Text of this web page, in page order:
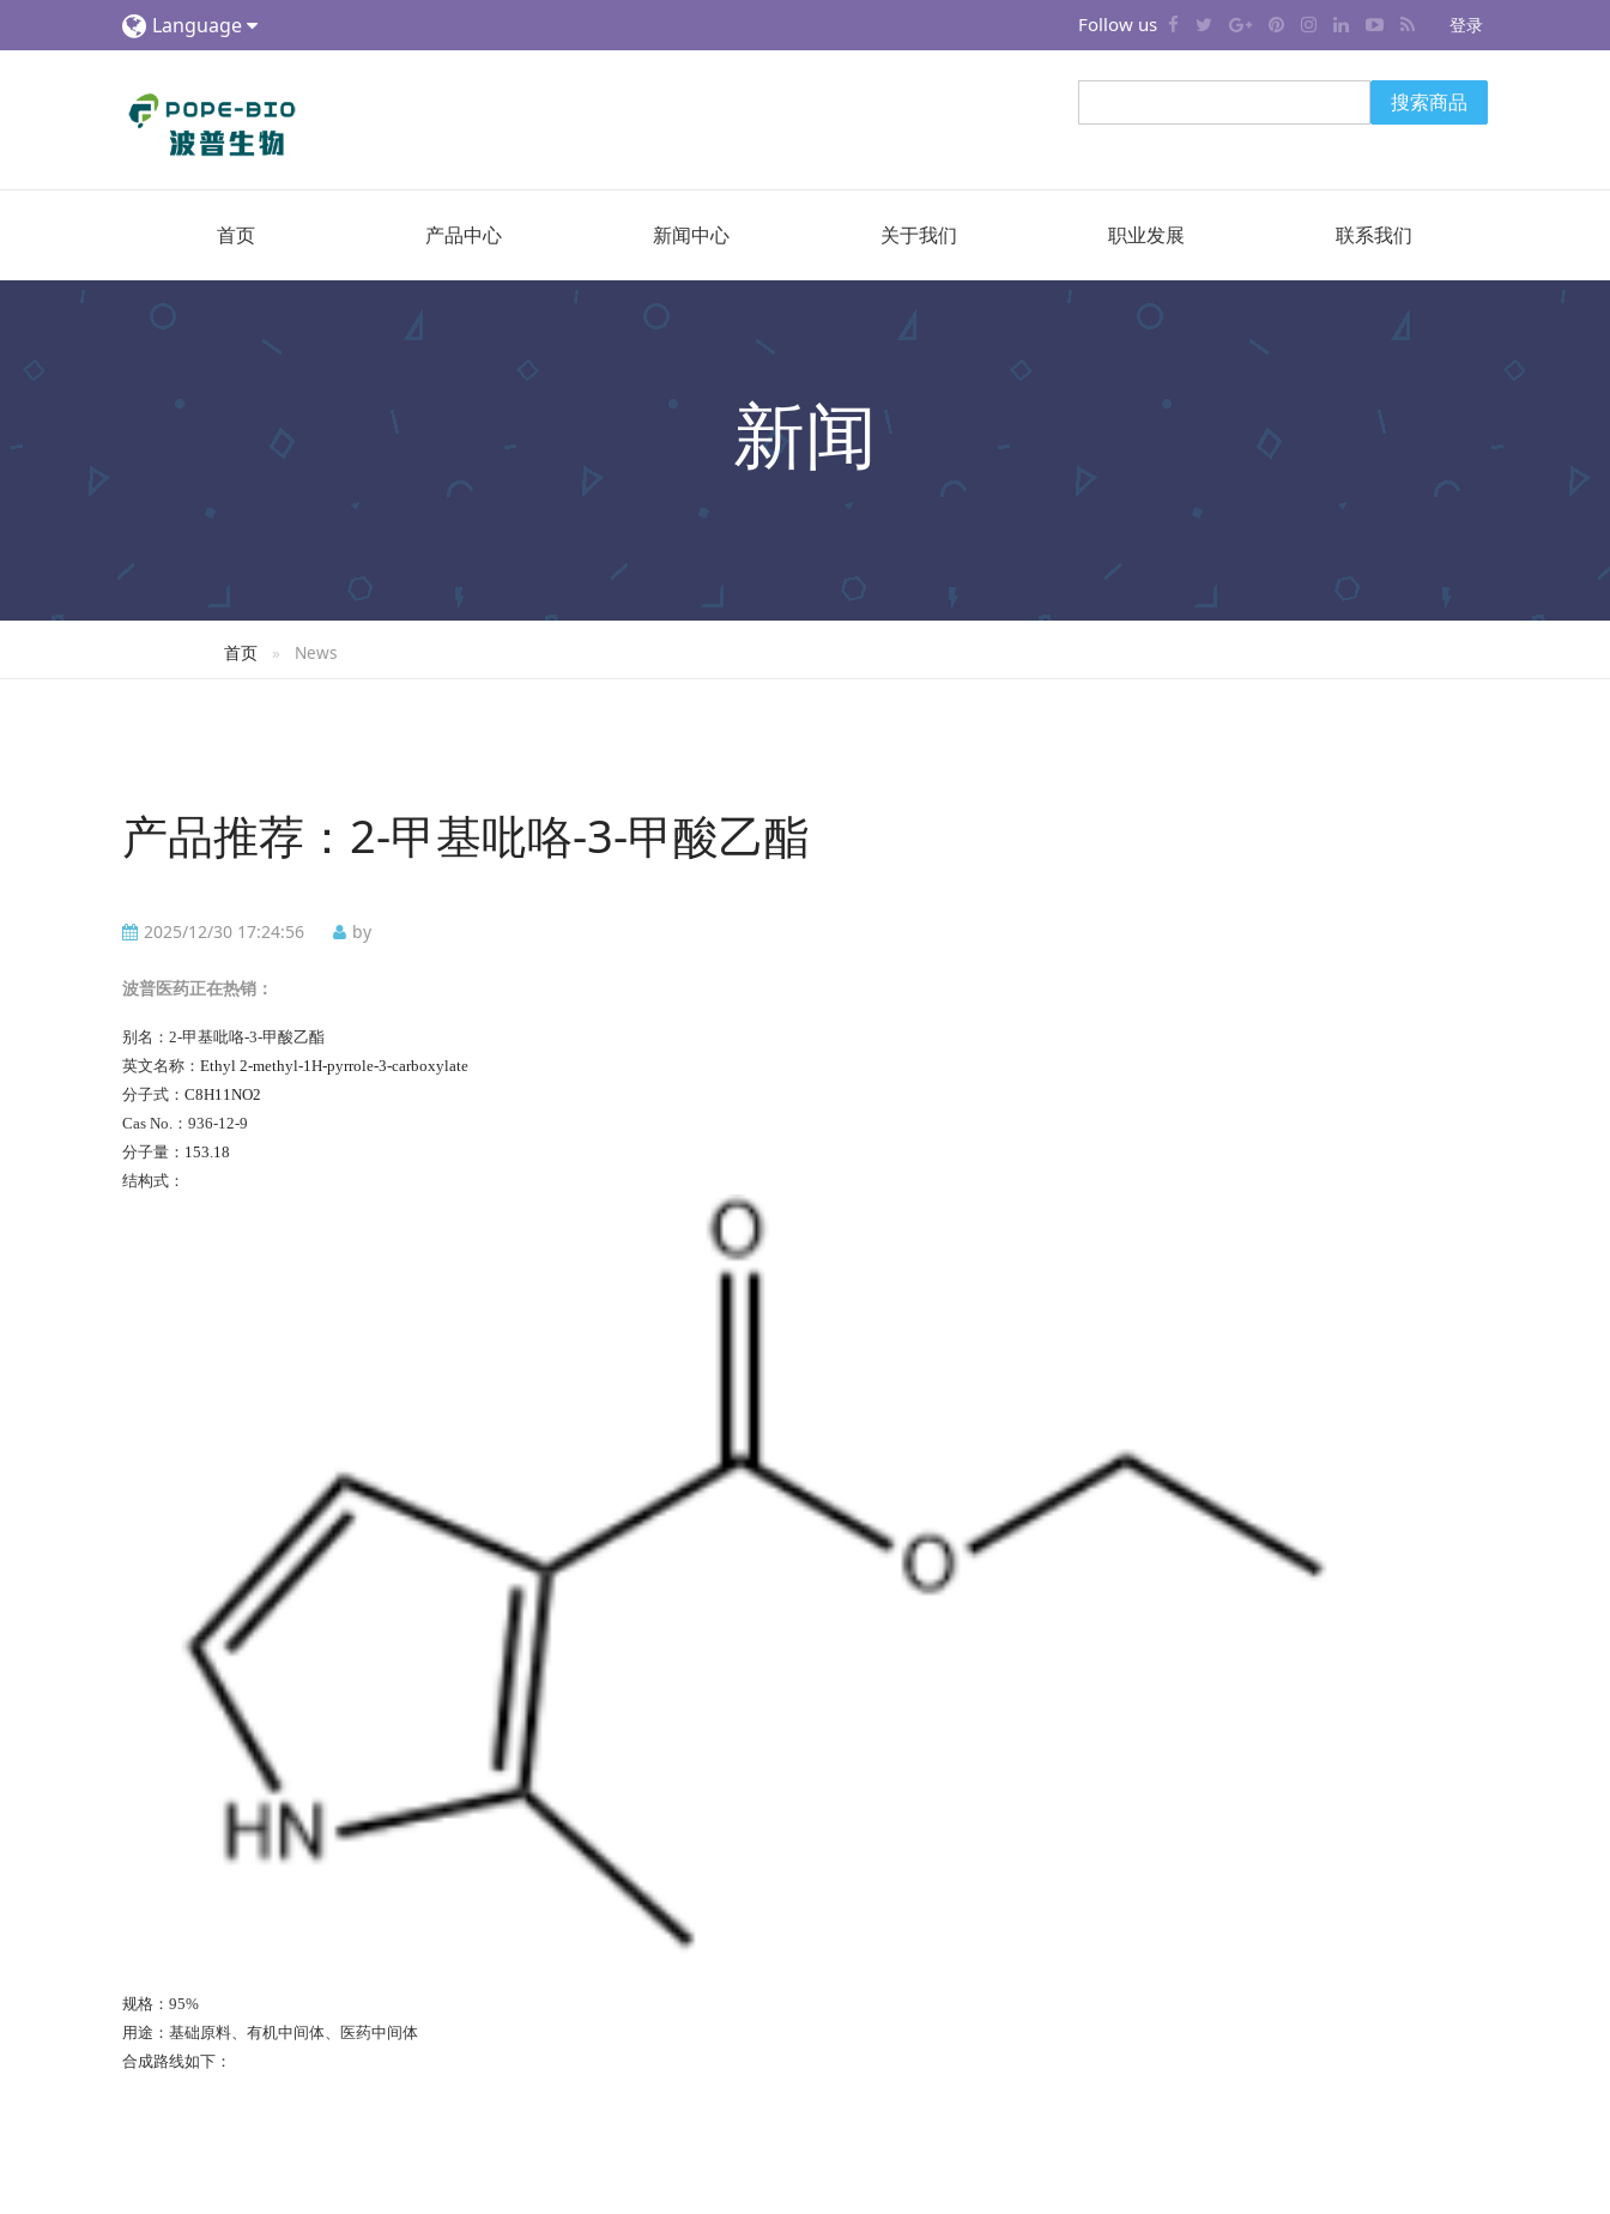
Language Follow us 登录
搜索商品
首页 产品中心 新闻中心 关于我们 职业发展 联系我们
新闻
首页 News
产品推荐：2-甲基吡咯-3-甲酸乙酯
2025/12/30 17:24:56 by
波普医药正在热销：
别名： 2-甲基吡咯-3-甲酸乙酯
英文名称： Ethyl 2-methyl-1H-pyrrole-3-carboxylate
分子式： C8H11NO2
Cas No.： 936-12-9
分子量： 153.18
结构式：
规格： 95%
用途：基础原料、有机中间体、医药中间体
合成路线如下：